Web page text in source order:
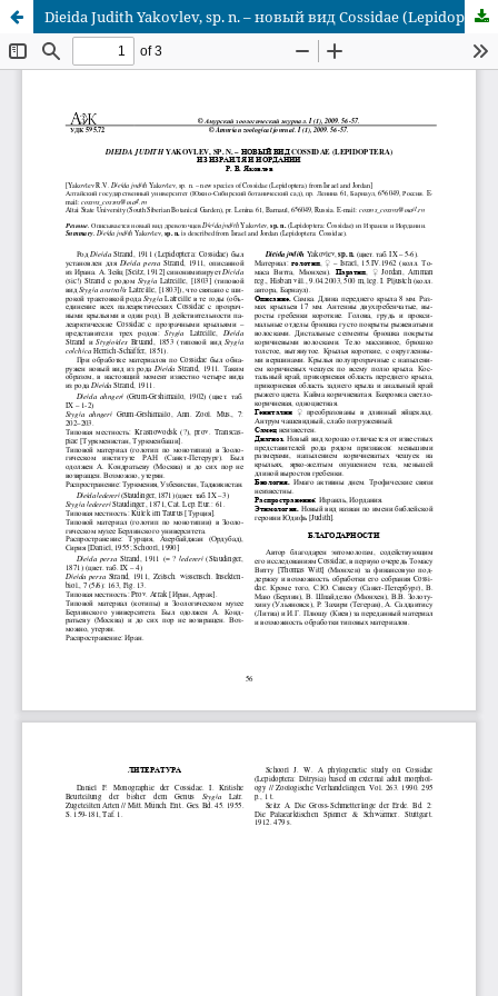
Dieida Judith Yakovlev, sp. n. – новый вид Cossidae (Lepidoptera) из Израиля и Иордании